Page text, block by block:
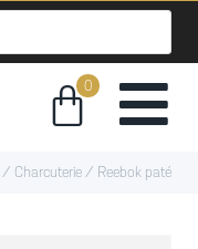
/ Charcuterie/ Reebok paté